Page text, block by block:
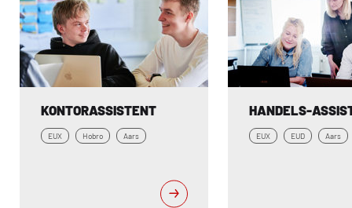
KONTORASSISTENT
EUX Hobro Aars
HANDELS-
EUX EUD Aars